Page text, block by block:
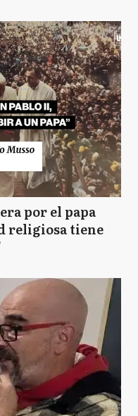
por el papa
religiosa tiene